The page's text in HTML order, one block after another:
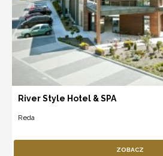
River Style Hotel & SPA
Reda
ZOBACZ